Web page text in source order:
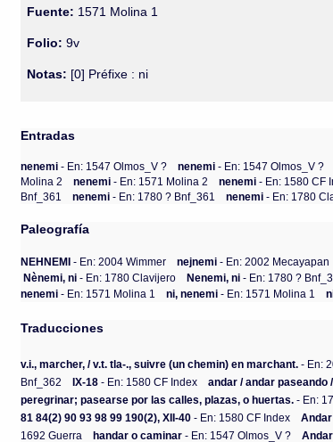
Fuente: 1571 Molina 1
Folio: 9v
Notas: [0] Préfixe : ni
Entradas
nenemi- En: 1547 Olmos_V ? nenemi- En: 1547 Olmos_V ?
Molina 2
nenemi- En: 1571 Molina 2 nenemi- En: 1580 CF
Bnf_361
nenemi- En: 1780 ? Bnf_361 nenemi- En: 1780
Paleografía
NEHNEMI - En: 2004 Wimmer nejnemi - En: 2002 Mecayapan
Nènemi, ni - En: 1780 Clavijero Nenemi, ni - En: 1780 ?
nenemi - En: 1571 Molina 1 ni, nenemi - En: 1571 Molina 1
Traducciones
v.i., marcher, / v.t. tla-., suivre (un chemin) en marchant. - En:
Bnf_362
IX-18 - En: 1580 CF Index andar / andar paseando
peregrinar; pasearse por las calles, plazas, o huertas. - En:
81 84(2) 90 93 98 99 190(2), XII-40 - En: 1580 CF Index
1692 Guerra
handar o caminar - En: 1547 Olmos_V ?